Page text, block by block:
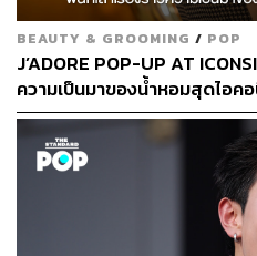
BEAUTY & GROOMING / POP
J’ADORE POP-UP AT
ความเป็นมาของน้ำหอมสุดไอค